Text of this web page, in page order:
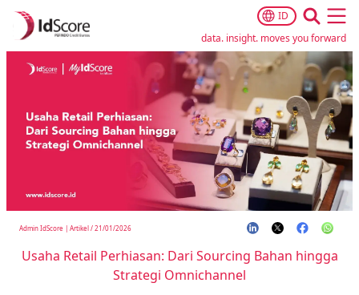
ID
data. insight. moves you forward
Admin IdScore | Artikel/21/01/2026
Usaha Retail Perhiasan: Dari Sourcing Bahan hingga
Strategi Omnichannel